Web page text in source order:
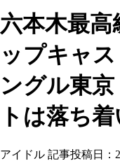
六本木最高
ップキャ
ングル東
トは落ち
アイドル 記事投稿日：